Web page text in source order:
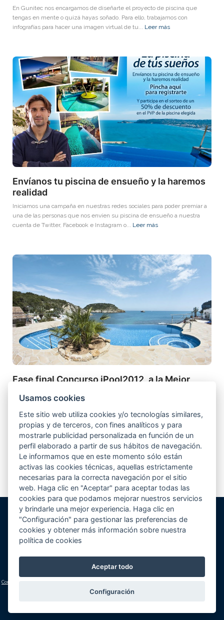
En Gunitec nos encargamos de diseñarte el proyecto de piscina que
tengas en mente o quizá hayas soñado. Para ello, trabajamos con
infografías para hacer una imagen virtual de tu... Leer más
Envíanos tu piscina de ensueño y la haremos
realidad
Iniciamos una campaña en nuestras redes sociales para poder premiar a
una de las personas que nos envíen su piscina de ensueño a nuestra
cuenta de Twitter, Facebook e Instagram o... Leer más
Fase final Concurso iPool2012, a la Mejor
Desde hace unos meses, estamos participando en el concurso que elige
la mejor piscina de europa según la revista Eurospapoolsnews. Se
presentaban hasta un total de 5 piscinas por empresa...Leer más
1 2 3 4 >
Gunitec Pool Spa, s.l.
José Luis Borges, s/n - Apd. 477
03730 Jávea/Xàbia (Alicante)
Teléfono:+34 965 790 546
lucas@gunitec.com
Condiciones generales
Usamos cookies
Este sitio web utiliza cookies y/o tecnologías similares,
propias y de terceros, con fines analíticos y para
mostrarle publicidad personalizada en función de un
perfil elaborado a partir de sus hábitos de navegación.
Le informamos que en este momento sólo están
activas las cookies técnicas, aquellas estrictamente
necesarias para la correcta navegación por el sitio
web. Haga clic en "Aceptar" para aceptar todas las
cookies para que podamos mejorar nuestros servicios
y brindarle una mejor experiencia. Haga clic en
"Configuración" para gestionar las preferencias de
cookies y obtener más información sobre nuestra
política de cookies
Aceptar todo
Configuración